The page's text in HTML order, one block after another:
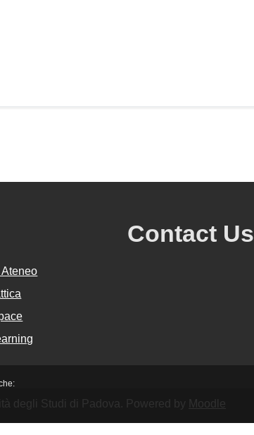
Contact Us
degli Studi di Padova. Powered by Moodle